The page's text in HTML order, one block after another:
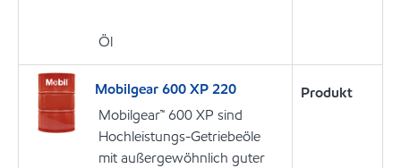
Öl
Mobilgear 600 XP 220
Mobilgear™ 600 XP sind
Hochleistungs-Getriebeöle
mit außergewöhnlich guter
Produkt